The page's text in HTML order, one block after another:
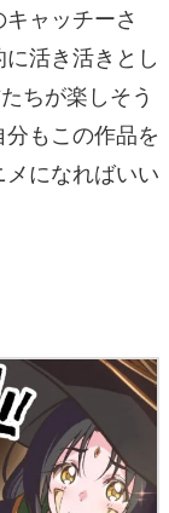
ャッチーさ
活き活きとし
ちが楽しそう
もこの作品を
になればいい